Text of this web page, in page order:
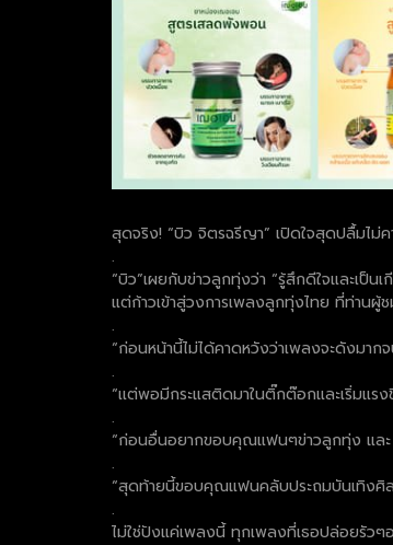
สุดจริง! “บิว จิตรฉรีญา” เปิดใจสุดปลื้มไ
.
“บิว”เผยกับข่าวลูกทุ่งว่า “รู้สึกดีใจและเป็
แต่ก้าวเข้าสู่วงการเพลงลูกทุ่งไทย ที่ท่านผู้
.
“ก่อนหน้านี้ไม่ได้คาดหวังว่าเพลงจะดังมา
.
“เเต่พอมีกระแสติดมาในติ๊กต๊อกและเริ่มแร
.
“ก่อนอื่นอยากขอบคุณแฟนๆข่าวลูกทุ่ง แล
.
“สุดท้ายนี้ขอบคุณแฟนคลับประถมบันเทิงศิ
.
ไม่ใช่ปังแค่เพลงนี้ ทุกเพลงที่เธอปล่อยรัว